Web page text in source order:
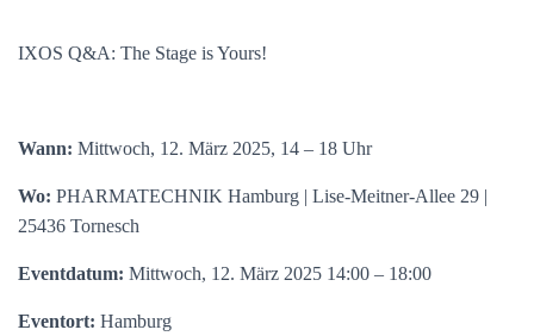
IXOS Q&A: The Stage is Yours!
Wann: Mittwoch, 12. März 2025, 14 – 18 Uhr
Wo: PHARMATECHNIK Hamburg | Lise-Meitner-Allee 29 |
25436 Tornesch
Eventdatum: Mittwoch, 12. März 2025 14:00 – 18:00
Eventort: Hamburg